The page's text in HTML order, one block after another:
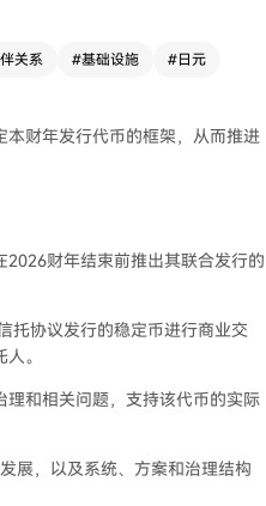
关系 #基础设施 # 日元
本财年发行代币的框架，从而推进
财年结束前推出其联合发行的
托协议发行的稳定币进行商业交
。
和相关问题，支持该代币的实际
展，以及系统、方案和治理结构